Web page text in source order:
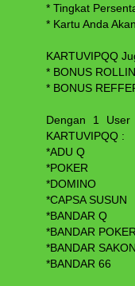
* Tingkat
* Kartu Anda
KARTUVIPQQ
* BONUS
* BONUS
Dengan 1 User
KARTUVIPQQ :
*ADU Q
*POKER
*DOMINO
*CAPSA SUSUN
*BANDAR Q
*BANDAR POKER
*BANDAR
*BANDAR 66